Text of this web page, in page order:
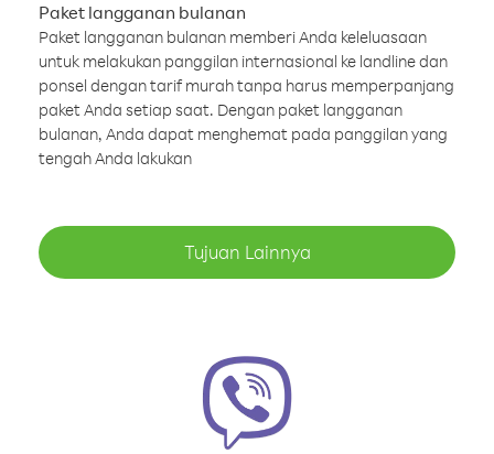
Paket langganan bulanan
Paket langganan bulanan memberi Anda keleluasaan
untuk melakukan panggilan internasional ke landline dan
ponsel dengan tarif murah tanpa harus memperpanjang
paket Anda setiap saat. Dengan paket langganan
bulanan, Anda dapat menghemat pada panggilan yang
tengah Anda lakukan
Tujuan Lainnya